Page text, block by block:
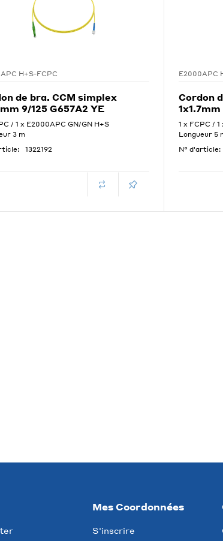
H+S-FCPC
de bra. CCM simplex
9/125 G657A2 YE
/ 1 x E2000APC GN/GN H+S
3 m
1322192
E2000APC
Cordon
1 x FCPC /
Longueur 5
N° d'article:
Mes Coordonnées
S'inscrire